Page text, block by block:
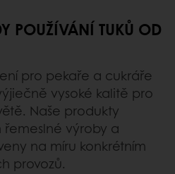
POUŽÍVÁNÍ TUKŮ OD
pro pekaře a cukráře
vysoké kalitě pro
Naše produkty
výroby a
na míru konkrétním
provozů.